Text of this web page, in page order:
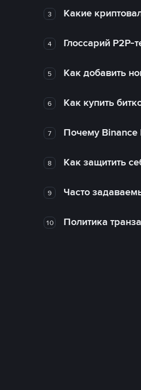
3 Какие
4 Глоссарий P2P-
5 Как добавить
6 Как купить
7 Почему Binance
8 Как защитить
9 Часто
10 Политика